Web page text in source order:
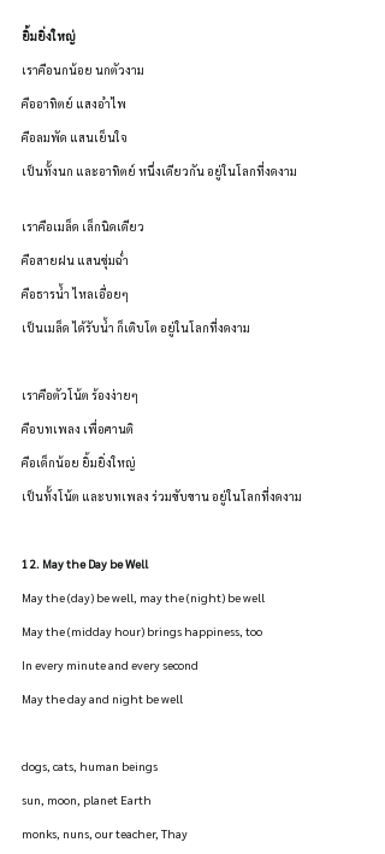
ยิ้มยิ่งใหญ่
เราคือนกน้อย นกตัวงาม
คืออาทิตย์ แสงอำไพ
คือลมพัด แสนเย็นใจ
เป็นทั้งนก และอาทิตย์ หนึ่งเดียวกัน อยู่ในโลกที่งดงาม
เราคือเมล็ด เล็กนิดเดียว
คือสายฝน แสนชุ่มฉ่ำ
คือธารน้ำ ไหลเอื่อยๆ
เป็นเมล็ด ได้รับน้ำ ก็เติบโต อยู่ในโลกที่งดงาม
เราคือตัวโน้ต ร้องง่ายๆ
คือบทเพลง เพื่อศานติ
คือเด็กน้อย ยิ้มยิ่งใหญ่
เป็นทั้งโน้ต และบทเพลง ร่วมขับขาน อยู่ในโลกที่งดงาม
12. May the Day be Well
May the (day) be well, may the (night) be well
May the (midday hour) brings happiness, too
In every minute and every second
May the day and night be well
dogs, cats, human beings
sun, moon, planet Earth
monks, nuns, our teacher, Thay